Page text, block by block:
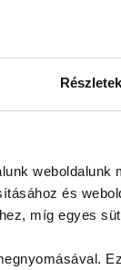
Részletek
és
míg egyes